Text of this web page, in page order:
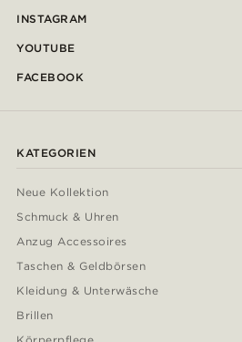
INSTAGRAM
YOUTUBE
FACEBOOK
KATEGORIEN
Neue Kollektion
Schmuck & Uhren
Anzug Accessoires
Taschen & Geldbörsen
Kleidung & Unterwäsche
Brillen